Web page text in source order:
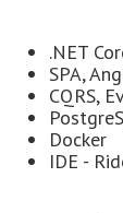
.NET
SPA,
CQRS,
Docker
IDE -